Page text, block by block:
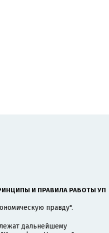
И ПРАВИЛА РАБОТЫ УП
правду".
дальнейшему